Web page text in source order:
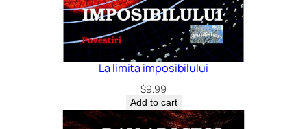
La limita imposibilului
$9.99
Add to cart